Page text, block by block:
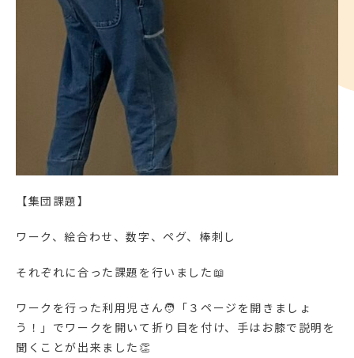
【集団課題】
ワーク、絵合わせ、数字、ペグ、棒刺し
それぞれに合った課題を行いました📖
ワークを行った利用児さん🧑「３ページを開きましょ
う！」でワークを開いて折り目を付け、手はお膝で説明を
聞くことが出来ました👏